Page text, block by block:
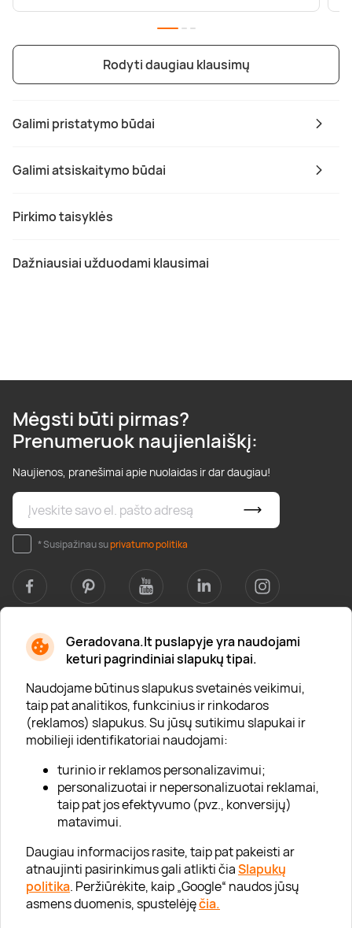
Geradovana.lt puslapyje yra naudojami
keturi pagrindiniai slapukų tipai.
Naudojame būtinus slapukus svetainės veikimui,
taip pat analitikos, funkcinius ir rinkodaros
(reklamos) slapukus. Su jūsų sutikimu slapukai ir
mobilieji identifikatoriai naudojami:
turinio ir reklamos personalizavimui;
personalizuotai ir nepersonalizuotai reklamai,
taip pat jos efektyvumo (pvz., konversijų)
matavimui.
Daugiau informacijos rasite, taip pat pakeisti ar
atnaujinti pasirinkimus gali atlikti čiaSlapukų
politika. Peržiūrėkite, kaip „Google“ naudos jūsų
asmens duomenis, spustelėjęčia.
Galimi pristatymo būdai
Galimi atsiskaitymo būdai
Pirkimo taisyklės
Dažniausiai užduodami klausimai
Rodyti daugiau klausimų
Mėgsti būti pirmas?
Prenumeruok naujienlaiškį:
Naujienos, pranešimai apie nuolaidas ir dar daugiau!
* Susipažinau suprivatumo politika
Apie mus
Apie „Gera Dovana“
Lojalumo klubas
Karjera
Visi partneriai
Kontaktai
Tinklaraštis
Informacija